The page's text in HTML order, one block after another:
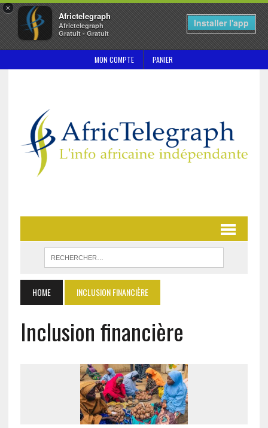
×
Africtelegraph
Africtelegraph
Gratuit - Gratuit
Installer l'app
MON COMPTE PANIER
HOME INCLUSION FINANCIÈRE
Inclusion financière